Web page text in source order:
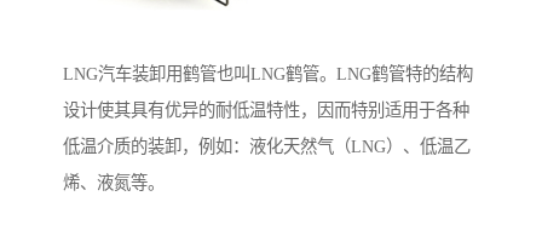
LNG汽车装卸用鹤管也叫LNG鹤管。LNG鹤管特的结构
设计使其具有优异的耐低温特性，因而特别适用于各种
低温介质的装卸，例如：液化天然气（LNG）、低温乙
烯、液氮等。